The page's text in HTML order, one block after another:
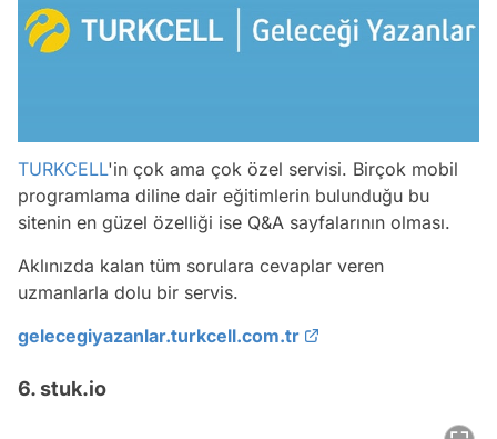
TURKCELL'in çok ama çok özel servisi. Birçok mobil
programlama diline dair eğitimlerin bulunduğu bu
sitenin en güzel özelliği ise Q&A sayfalarının olması.
Aklınızda kalan tüm sorulara cevaplar veren
uzmanlarla dolu bir servis.
gelecegiyazanlar.turkcell.com.tr
6. stuk.io